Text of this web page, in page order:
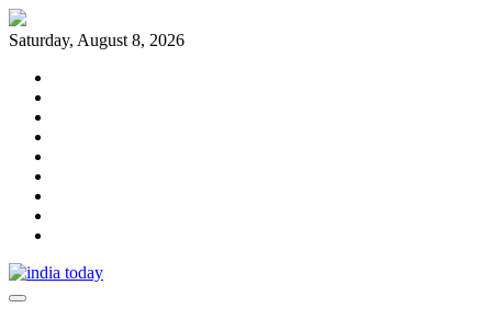
Skip
to
Saturday, August 8, 2026